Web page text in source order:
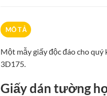
MÔ TẢ
Một mẫy giấy độc đáo cho
3D175.
Giấy dán tường